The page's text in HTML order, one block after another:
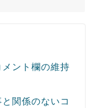
ント欄の維持
関係のないコ